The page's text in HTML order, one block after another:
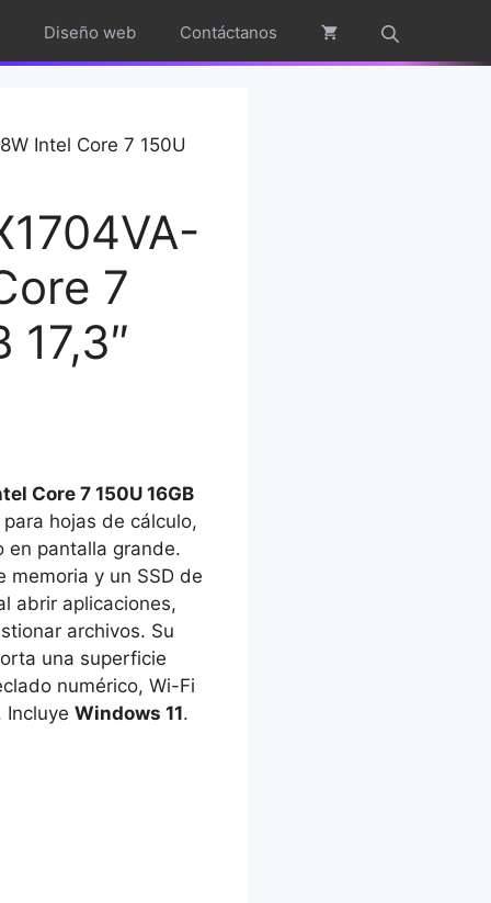
Diseño web Contáctanos
Intel Core 7 150U
7
17,3″
Core 7 150U 16GB
hojas de cálculo,
en pantalla grande.
memoria y un SSD de
abrir aplicaciones,
archivos. Su
una superficie
numérico, Wi-Fi
Incluye Windows 11.